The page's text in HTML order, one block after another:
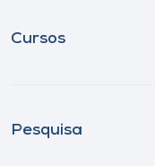
Cursos
Pesquisa